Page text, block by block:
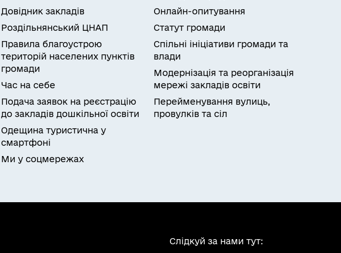
Довідник закладів
Роздільнянський ЦНАП
Правила благоустрою
територій населених пунктів
громади
Час на себе
Подача заявок на реєстрацію
до закладів дошкільної освіти
Одещина туристична у
смартфоні
Ми у соцмережах
Онлайн-опитування
Статут громади
Спільні ініціативи громади та
влади
Модернізація та реорганізація
мережі закладів освіти
Перейменування вулиць,
провулків та сіл
Слідкуй за нами тут: